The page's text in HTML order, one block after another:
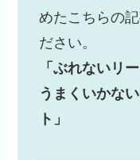
めたこちらの
ださい。
「ぶれないリ
うまくいかな
ト」